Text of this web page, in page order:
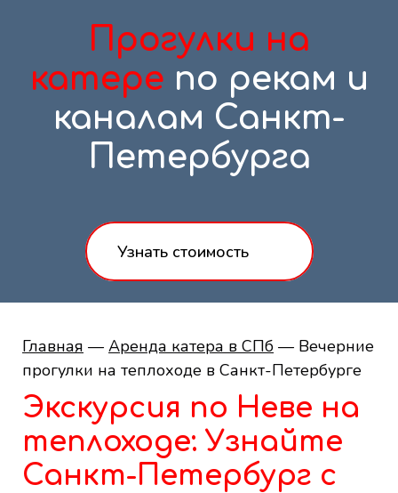
Прогулки на
катере по рекам и
каналам Санкт-
Петербурга
Узнать стоимость
Лицензия №Л018-00112-78/00628770
Главная — Аренда катера в СПб — Вечерние
прогулки на теплоходе в Санкт-Петербурге
Экскурсия по Неве на
теплоходе: Узнайте
Санкт-Петербург с